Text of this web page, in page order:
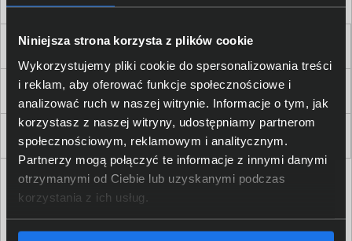
Niniejsza strona korzysta z plików cookie
Wykorzystujemy pliki cookie do spersonalizowania treści
i reklam, aby oferować funkcje społecznościowe i
analizować ruch w naszej witrynie. Informacje o tym, jak
korzystasz z naszej witryny, udostępniamy partnerom
społecznościowym, reklamowym i analitycznym.
Partnerzy mogą połączyć te informacje z innymi danymi
otrzymanymi od Ciebie lub uzyskanymi podczas
korzystania z ich usług.
Dla Firm i Instytucji
Zakupy
Delkom 2000